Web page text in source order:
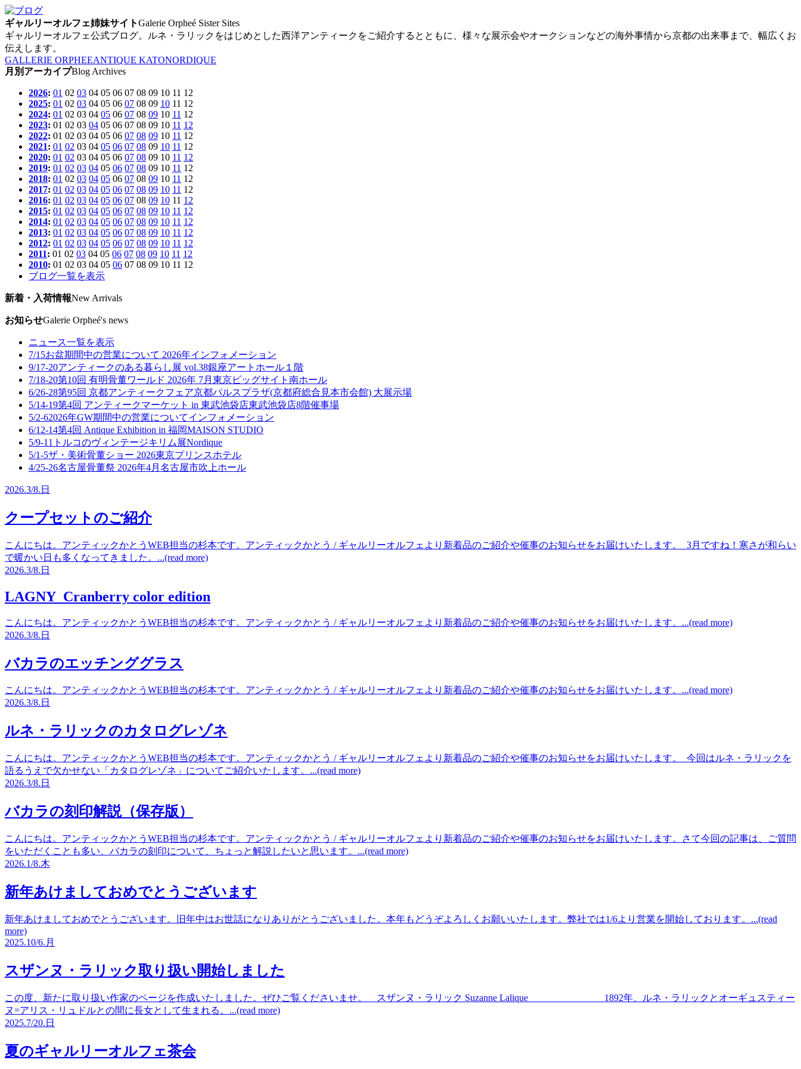
ギャルリーオルフェ姉妹サイトGalerie Orpheé Sister Sites
ギャルリーオルフェ公式ブログ。ルネ・ラリックをはじめとした西洋アンティークをご紹介するとともに、様々な展示会やオークションなどの海外事情から京都の出来事まで、幅広くお
伝えします。
GALLERIE ORPHEEANTIQUE KATONORDIQUE
月別アーカイプBlog Archives
2026: 01 02 03 04 05 06 07 08 09 10 11 12
2025: 01 02 03 04 05 06 07 08 09 10 11 12
2024: 01 02 03 04 05 06 07 08 09 10 11 12
2023: 01 02 03 04 05 06 07 08 09 10 11 12
2022: 01 02 03 04 05 06 07 08 09 10 11 12
2021: 01 02 03 04 05 06 07 08 09 10 11 12
2020: 01 02 03 04 05 06 07 08 09 10 11 12
2019: 01 02 03 04 05 06 07 08 09 10 11 12
2018: 01 02 03 04 05 06 07 08 09 10 11 12
2017: 01 02 03 04 05 06 07 08 09 10 11 12
2016: 01 02 03 04 05 06 07 08 09 10 11 12
2015: 01 02 03 04 05 06 07 08 09 10 11 12
2014: 01 02 03 04 05 06 07 08 09 10 11 12
2013: 01 02 03 04 05 06 07 08 09 10 11 12
2012: 01 02 03 04 05 06 07 08 09 10 11 12
2011: 01 02 03 04 05 06 07 08 09 10 11 12
2010: 01 02 03 04 05 06 07 08 09 10 11 12
ブログ一覧を表示
新着・入荷情報New Arrivals
お知らせGalerie Orpheé's news
ニュース一覧を表示
7/15お盆期間中の営業について 2026年インフォメーション
9/17-20アンティークのある暮らし展 vol.38銀座アートホール１階
7/18-20第10回 有明骨董ワールド 2026年 7月 東京ビッグサイト南ホール
6/26-28第95回 京都アンティークフェア京都パルスプラザ(京都府総合見本市会館) 大展示場
5/14-19第4回 アンティークマーケット in 東武池袋店東武池袋店8階催事場
5/2-62026年GW期間中の営業についてインフォメーション
6/12-14第4回 Antique Exhibition in 福岡MAISON STUDIO
5/9-11 トルコのヴィンテージキリム展Nordique
5/1-5ザ・美術骨董ショー 2026東京プリンスホテル
4/25-26名古屋骨董祭 2026年4月 名古屋市吹上ホール
2026.3/8. 日
クープセットのご紹介
こんにちは。アンティックかとうWEB担当の杉本です。アンティックかとう / ギャルリーオルフェより新着品のご紹介や催事のお知らせをお届けいたします。 3月ですね！寒さが和らい
で暖かい日も多くなってきました。...(read more)
2026.3/8. 日
LAGNY Cranberry color edition
こんにちは。アンティックかとうWEB担当の杉本です。アンティックかとう / ギャルリーオルフェより新着品のご紹介や催事のお知らせをお届けいたします。...(read more)
2026.3/8. 日
バカラのエッチンググラス
こんにちは。アンティックかとうWEB担当の杉本です。アンティックかとう / ギャルリーオルフェより新着品のご紹介や催事のお知らせをお届けいたします。...(read more)
2026.3/8. 日
ルネ・ラリックのカタログレゾネ
こんにちは。アンティックかとうWEB担当の杉本です。アンティックかとう / ギャルリーオルフェより新着品のご紹介や催事のお知らせをお届けいたします。 今回はルネ・ラリックを
語るうえで欠かせない「カタログレゾネ」についてご紹介いたします。...(read more)
2026.3/8. 日
バカラの刻印解説（保存版）
こんにちは。アンティックかとうWEB担当の杉本です。アンティックかとう / ギャルリーオルフェより新着品のご紹介や催事のお知らせをお届けいたします。さて今回の記事は、ご質問
をいただくことも多い、バカラの刻印について、ちょっと解説したいと思います。...(read more)
2026.1/8.木
新年あけましておめでとうございます
新年あけましておめでとうございます。旧年中はお世話になりありがとうございました。本年もどうぞよろしくお願いいたします。弊社では1/6より営業を開始しております。...(read
more)
2025.10/6. 月
スザンヌ・ラリック取り扱い開始しました
この度、新たに取り扱い作家のページを作成いたしました。ぜひご覧くださいませ。 スザンヌ・ラリック Suzanne Lalique 1892年、ルネ・ラリックとオーギュスティー
ヌ=アリス・リュドルとの間に長女として生まれる。...(read more)
2025.7/20. 日
夏のギャルリーオルフェ茶会